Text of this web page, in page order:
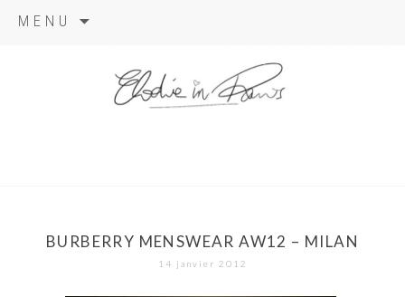
MENU
BURBERRY MENSWEAR AW12 – MILAN
14 janvier 2012